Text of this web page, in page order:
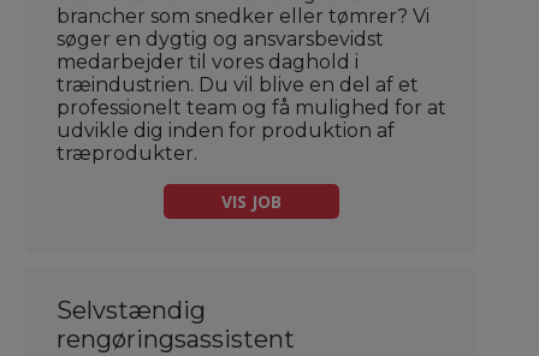
brancher som snedker eller tømrer? Vi
søger en dygtig og ansvarsbevidst
medarbejder til vores daghold i
træindustrien. Du vil blive en del af et
professionelt team og få mulighed for at
udvikle dig inden for produktion af
træprodukter.
VIS JOB
Selvstændig
rengøringsassistent